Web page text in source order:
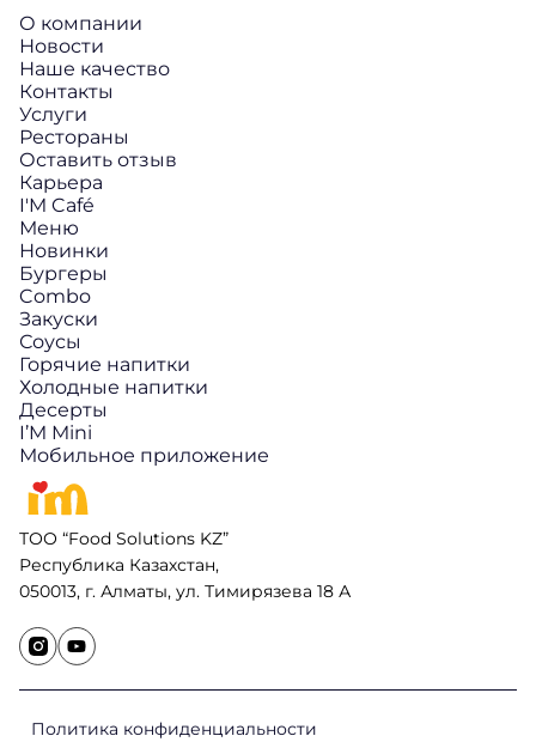
О компании
Новости
Наше качество
Контакты
Услуги
Рестораны
Оставить отзыв
Карьера
I'M Café
Меню
Новинки
Бургеры
Combo
Закуски
Соусы
Горячие напитки
Холодные напитки
Десерты
I’M Mini
Мобильное приложение
ТОО “Food Solutions KZ”
Республика Казахстан,
050013, г. Алматы, ул. Тимирязева 18 А
Политика конфиденциальности